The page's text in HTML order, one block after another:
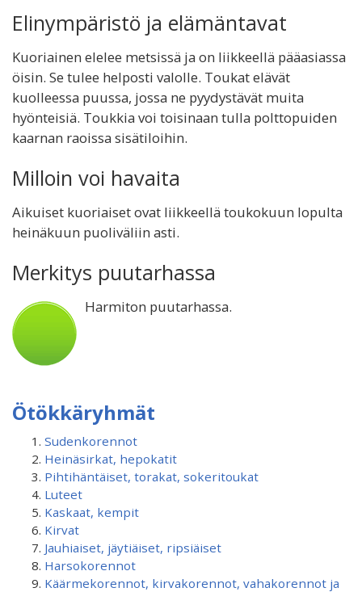
Elinympäristö ja elämäntavat
Kuoriainen elelee metsissä ja on liikkeellä pääasiassa
öisin. Se tulee helposti valolle. Toukat elävät
kuolleessa puussa, jossa ne pyydystävät muita
hyönteisiä. Toukkia voi toisinaan tulla polttopuiden
kaarnan raoissa sisätiloihin.
Milloin voi havaita
Aikuiset kuoriaiset ovat liikkeellä toukokuun lopulta
heinäkuun puoliväliin asti.
Merkitys puutarhassa
Harmiton puutarhassa.
Ötökkäryhmät
Sudenkorennot
Heinäsirkat, hepokatit
Pihtihäntäiset, torakat, sokeritoukat
Luteet
Kaskaat, kempit
Kirvat
Jauhiaiset, jäytiäiset, ripsiäiset
Harsokorennot
Käärmekorennot, kirvakorennot, vahakorennot ja